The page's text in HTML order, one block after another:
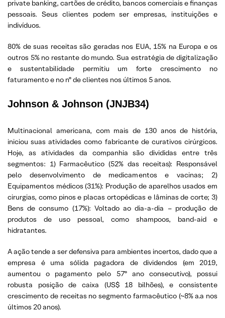
private banking, cartões de crédito, bancos comerciais e finanças
pessoais. Seus clientes podem ser empresas, instituições e
indivíduos.
80% de suas receitas são geradas nos EUA, 15% na Europa e os
outros 5% no restante do mundo. Sua estratégia de digitalização
e sustentabilidade permitiu um forte crescimento no
faturamento e no nº de clientes nos últimos 5 anos.
Johnson & Johnson (JNJB34)
Multinacional americana, com mais de 130 anos de história,
iniciou suas atividades como fabricante de curativos cirúrgicos.
Hoje, as atividades da companhia são divididas entre três
segmentos: 1) Farmacêutico (52% das receitas): Responsável
pelo desenvolvimento de medicamentos e vacinas; 2)
Equipamentos médicos (31%): Produção de aparelhos usados em
cirurgias, como pinos e placas ortopédicas e lâminas de corte; 3)
Bens de consumo (17%): Voltado ao dia-a-dia – produção de
produtos de uso pessoal, como shampoos, band-aid e
hidratantes.
A ação tende a ser defensiva para ambientes incertos, dado que a
empresa é uma sólida pagadora de dividendos (em 2019,
aumentou o pagamento pelo 57º ano consecutivo), possui
robusta posição de caixa (US$ 18 bilhões), e consistente
crescimento de receitas no segmento farmacêutico (~8% a.a nos
últimos 20 anos).